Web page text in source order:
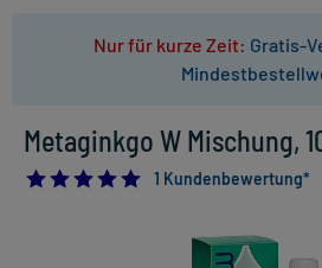
Nur für kurze Zeit: Gratis-
Metaginkgo W Mischung,
5.01 Kundenbewertung*